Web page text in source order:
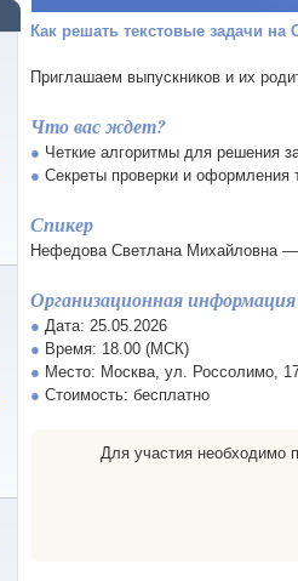
Как решать текстовые задачи
Приглашаем выпускников и их
Что вас ждет?
● Четкие алгоритмы для решения
● Секреты проверки и оформления
Спикер
Нефедова Светлана Михайловна —
Организационная информация
● Дата: 25.05.2026
● Время: 18.00 (МСК)
● Место: Москва, ул. Россолимо,
● Стоимость: бесплатно
Для участия необходимо